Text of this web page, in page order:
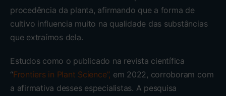
procedência da planta, afirmando que a forma de
cultivo influencia muito na qualidade das substâncias
que extraímos dela.
Estudos como o publicado na revista científica
“Frontiers in Plant Science”, em 2022, corroboram com
a afirmativa desses especialistas. A pesquisa